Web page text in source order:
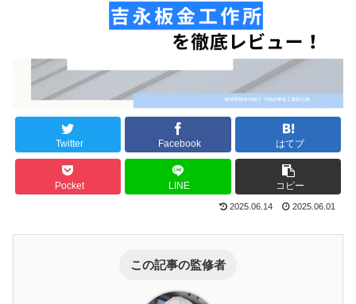
Twitter Facebook はてブ
Pocket LINE コピー
2025.06.14 2025.06.01
この記事の監修者